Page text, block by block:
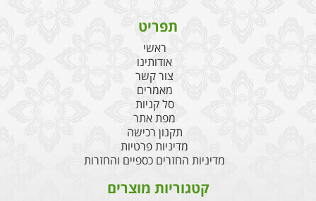
תפריט
ראשי
אודותינו
צור קשר
מאמרים
סל קניות
מפת אתר
תקנון רכישה
מדיניות פרטיות
מדיניות החזרים כספיים והחזרות
קטגוריות מוצרים